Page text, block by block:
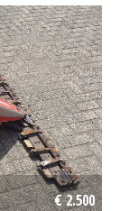
€ 2.500